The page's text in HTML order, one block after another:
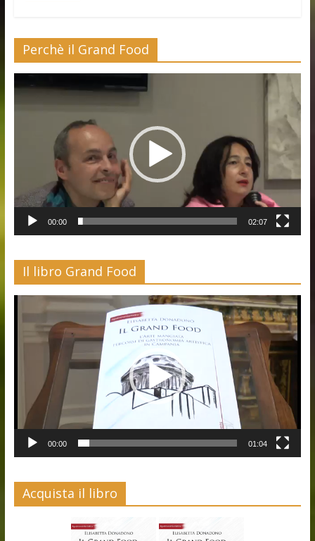
Perchè il Grand Food
00:00 02:07
Il libro Grand Food
00:00 01:04
Acquista il libro